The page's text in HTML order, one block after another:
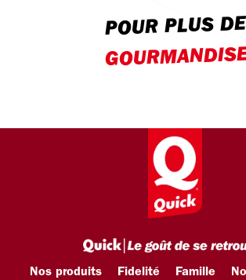
POUR PLUS DE
Nos produits Fidelité Famille